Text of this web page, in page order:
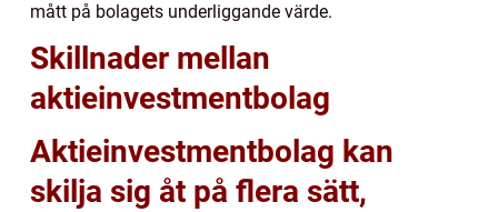
mått på bolagets underliggande värde.
Skillnader mellan
aktieinvestmentbolag
Aktieinvestmentbolag kan
skilja sig åt på flera sätt,